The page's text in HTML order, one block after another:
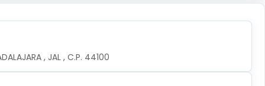
, JAL , C.P. 44100